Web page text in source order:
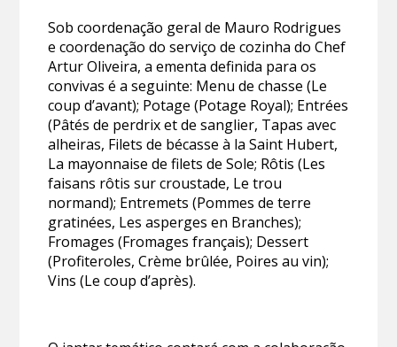
Sob coordenação geral de Mauro Rodrigues
e coordenação do serviço de cozinha do Chef
Artur Oliveira, a ementa definida para os
convivas é a seguinte: Menu de chasse (Le
coup d’avant); Potage (Potage Royal); Entrées
(Pâtés de perdrix et de sanglier, Tapas avec
alheiras, Filets de bécasse à la Saint Hubert,
La mayonnaise de filets de Sole; Rôtis (Les
faisans rôtis sur croustade, Le trou
normand); Entremets (Pommes de terre
gratinées, Les asperges en Branches);
Fromages (Fromages français); Dessert
(Profiteroles, Crème brûlée, Poires au vin);
Vins (Le coup d’après).